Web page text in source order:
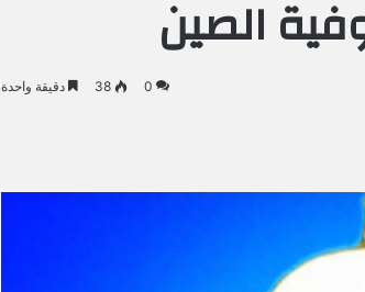
الصين
0
38 دقيقة واحدة